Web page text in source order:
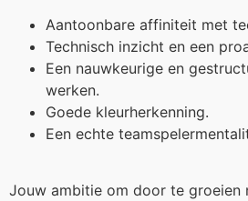
Aantoonbare affiniteit met
Technisch inzicht en een
Een nauwkeurige en
werken.
Goede kleurherkenning.
Een echte
Jouw ambitie om door te groeien